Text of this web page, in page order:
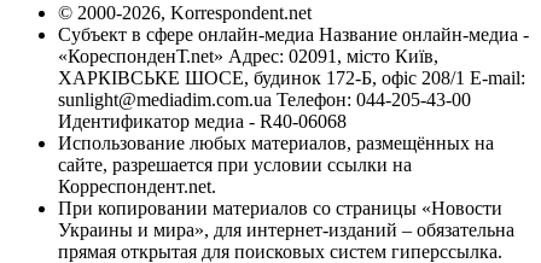
© 2000-2026, Korrespondent.net
Субъект в сфере онлайн-медиа Название онлайн-медиа -
«КореспонденТ.net» Адрес: 02091, місто Київ,
ХАРКІВСЬКЕ ШОСЕ, будинок 172-Б, офіс 208/1 E-mail:
sunlight@mediadim.com.ua Телефон: 044-205-43-00
Идентификатор медиа - R40-06068
Использование любых материалов, размещённых на
сайте, разрешается при условии ссылки на
Корреспондент.net.
При копировании материалов со страницы «Новости
Украины и мира», для интернет-изданий – обязательна
прямая открытая для поисковых систем гиперссылка.